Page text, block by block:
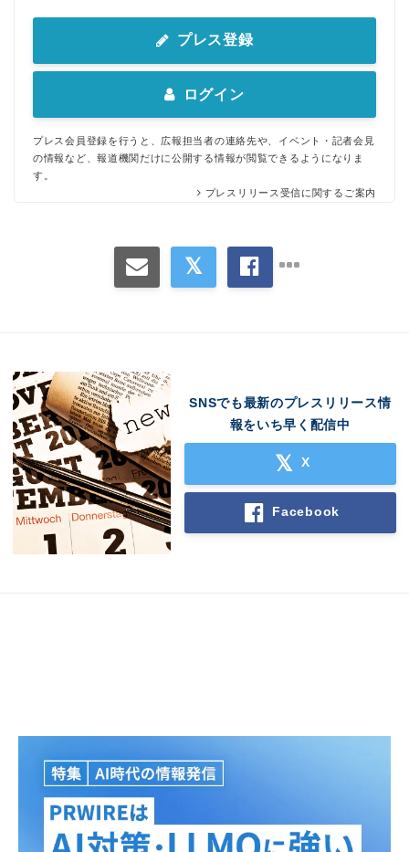
プレス登録
ログイン
プレス会員登録を行うと、広報担当者の連絡先や、イベント・記者会見
の情報など、報道機関だけに公開する情報が閲覧できるようになりま
す。
プレスリリース受信に関するご案内
SNSでも最新のプレスリリース情
報をいち早く配信中
X
Facebook